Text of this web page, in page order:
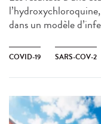
dans un modèle
COVID-19 SARS-COV-2